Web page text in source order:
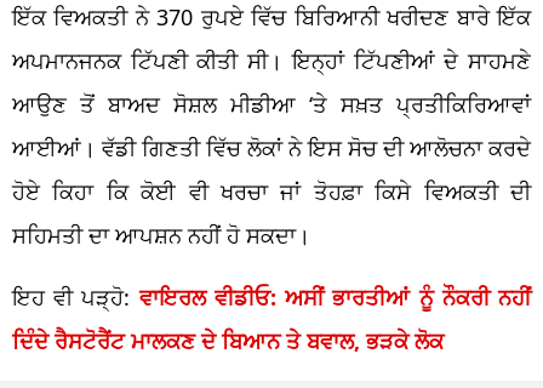
ਇੱਕ ਵਿਅਕਤੀ ਨੇ 370 ਰੁਪਏ ਵਿੱਚ ਬਿਰਿਆਨੀ ਖਰੀਦਣ ਬਾਰੇ ਇੱਕ
ਅਪਮਾਨਜਨਕ ਟਿੱਪਣੀ ਕੀਤੀ ਸੀ। ਇਨ੍ਹਾਂ ਟਿੱਪਣੀਆਂ ਦੇ ਸਾਹਮਣੇ
ਆਉਣ ਤੋਂ ਬਾਅਦ ਸੋਸ਼ਲ ਮੀਡੀਆ ‘ਤੇ ਸਖ਼ਤ ਪ੍ਰਤੀਕਿਰਿਆਵਾਂ
ਆਈਆਂ। ਵੱਡੀ ਗਿਣਤੀ ਵਿੱਚ ਲੋਕਾਂ ਨੇ ਇਸ ਸੋਚ ਦੀ ਆਲੋਚਨਾ ਕਰਦੇ
ਹੋਏ ਕਿਹਾ ਕਿ ਕੋਈ ਵੀ ਖਰਚਾ ਜਾਂ ਤੋਹਫ਼ਾ ਕਿਸੇ ਵਿਅਕਤੀ ਦੀ
ਸਹਿਮਤੀ ਦਾ ਆਪਸ਼ਨ ਨਹੀਂ ਹੋ ਸਕਦਾ।
ਇਹ ਵੀ ਪੜ੍ਹੋ:ਵਾਇਰਲ ਵੀਡੀਓ: ਅਸੀਂ ਭਾਰਤੀਆਂ ਨੂੰ ਨੌਕਰੀ ਨਹੀਂ
ਦਿੰਦੇ ਰੈਸਟੋਰੈਂਟ ਮਾਲਕਣ ਦੇ ਬਿਆਨ ਤੇ ਬਵਾਲ, ਭੜਕੇ ਲੋਕ